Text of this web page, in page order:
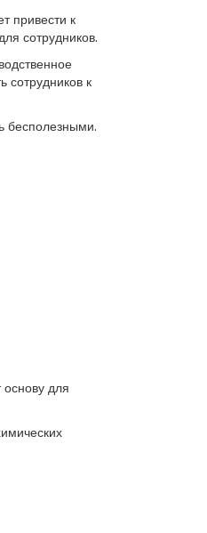
привести к
сотрудников.
сотрудников к
бесполезными.
для